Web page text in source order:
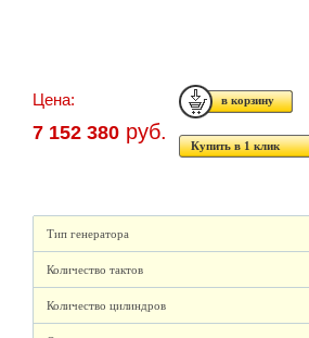
Цена:
7 152 380 руб.
Купить в 1 клик
Тип генератора
Количество тактов
Количество цилиндров